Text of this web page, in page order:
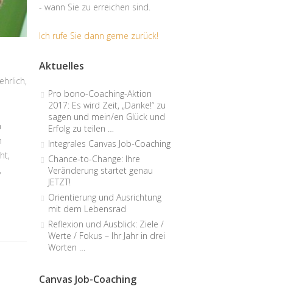
ehrlich,
- wann Sie zu erreichen sind.
Ich rufe Sie dann gerne zurück!
Aktuelles
Pro bono-Coaching-Aktion
2017: Es wird Zeit, „Danke!“ zu
sagen und mein/en Glück und
Erfolg zu teilen …
Integrales Canvas Job-Coaching
Chance-to-Change: Ihre
Veränderung startet genau
JETZT!
Orientierung und Ausrichtung
mit dem Lebensrad
Reflexion und Ausblick: Ziele /
Werte / Fokus – Ihr Jahr in drei
Worten …
Canvas Job-Coaching